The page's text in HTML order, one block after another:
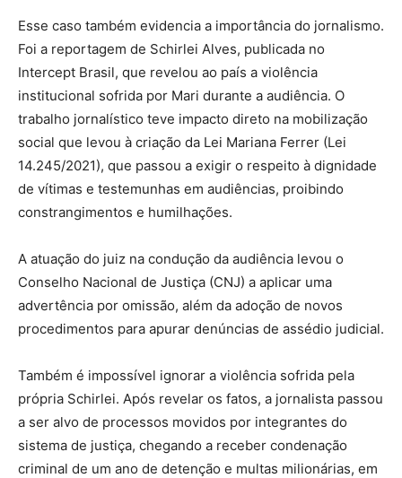
Esse caso também evidencia a importância do jornalismo.
Foi a reportagem de Schirlei Alves, publicada no
Intercept Brasil, que revelou ao país a violência
institucional sofrida por Mari durante a audiência. O
trabalho jornalístico teve impacto direto na mobilização
social que levou à criação da Lei Mariana Ferrer (Lei
14.245/2021), que passou a exigir o respeito à dignidade
de vítimas e testemunhas em audiências, proibindo
constrangimentos e humilhações.
A atuação do juiz na condução da audiência levou o
Conselho Nacional de Justiça (CNJ) a aplicar uma
advertência por omissão, além da adoção de novos
procedimentos para apurar denúncias de assédio judicial.
Também é impossível ignorar a violência sofrida pela
própria Schirlei. Após revelar os fatos, a jornalista passou
a ser alvo de processos movidos por integrantes do
sistema de justiça, chegando a receber condenação
criminal de um ano de detenção e multas milionárias, em